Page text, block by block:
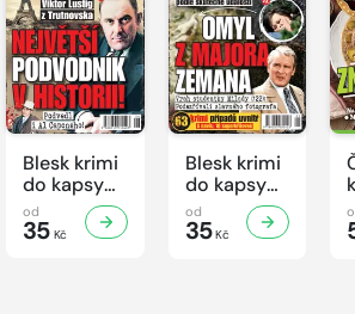
Blesk krimi
do kapsy
č.6/2026
od
35Kč
Blesk krimi
do kapsy
č.5/2026
od
35Kč